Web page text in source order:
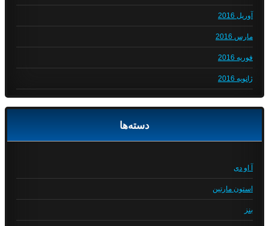
آوریل 2016
مارس 2016
فوریه 2016
ژانویه 2016
دسته‌ها
آ او دی
استون مارتین
بنز